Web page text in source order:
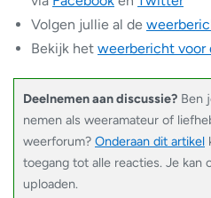
Volgen jullie al de
Bekijk het weerbericht voor
Deelnemen aan discussie? Ben
nemen als weeramateur of
weerforum? Onderaan dit artikel
toegang tot alle reacties. Je kan
uploaden.